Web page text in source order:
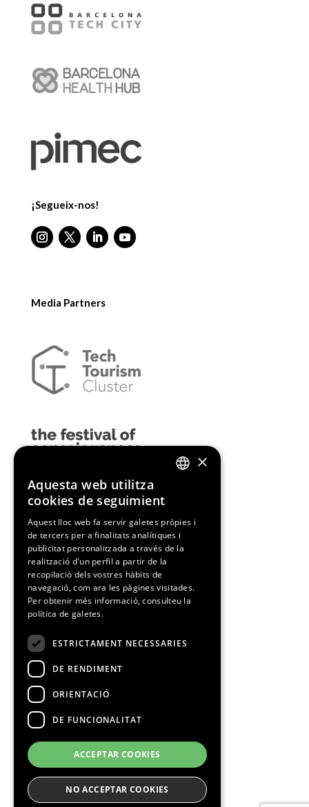
¡Segueix-nos!
Media Partners
CATALAN
×
Aquesta web utilitza
cookies de seguimient
Aquest lloc web fa servir galetes pròpies i
de tercers per a finalitats analítiques i
publicitat personalitzada a través de la
realització d'un perfil a partir de la
recopilació dels vostres hàbits de
navegació, com ara les pàgines visitades.
Per obtenir més informació, consulteu la
política de galetes.
ESTRICTAMENT NECESSARIES
DE RENDIMENT
ORIENTACIÓ
DE FUNCIONALITAT
ACCEPTAR COOKIES
NO ACCEPTAR COOKIES